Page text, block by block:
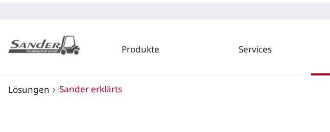
Produkte Services
Lösungen Sander erklärts